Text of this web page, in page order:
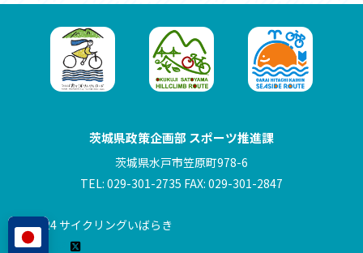
茨城県政策企画部 スポーツ推進課
茨城県水戸市笠原町978-6
TEL: 029-301-2735 FAX: 029-301-2847
© 2024 サイクリングいばらき